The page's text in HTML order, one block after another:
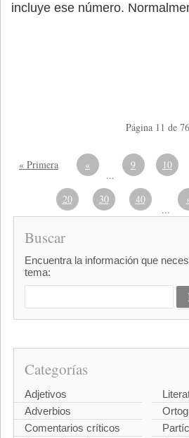
incluye ese número.
Página 11 de 76
« Primera «
...
9 10
20
30 40
...
Buscar
Encuentra la información que
tema:
Categorías
Adjetivos
Adverbios
Comentarios críticos